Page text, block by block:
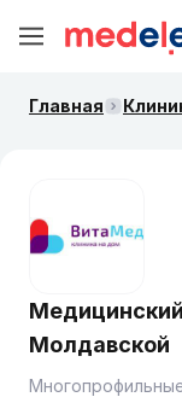
Главная
Молдавской